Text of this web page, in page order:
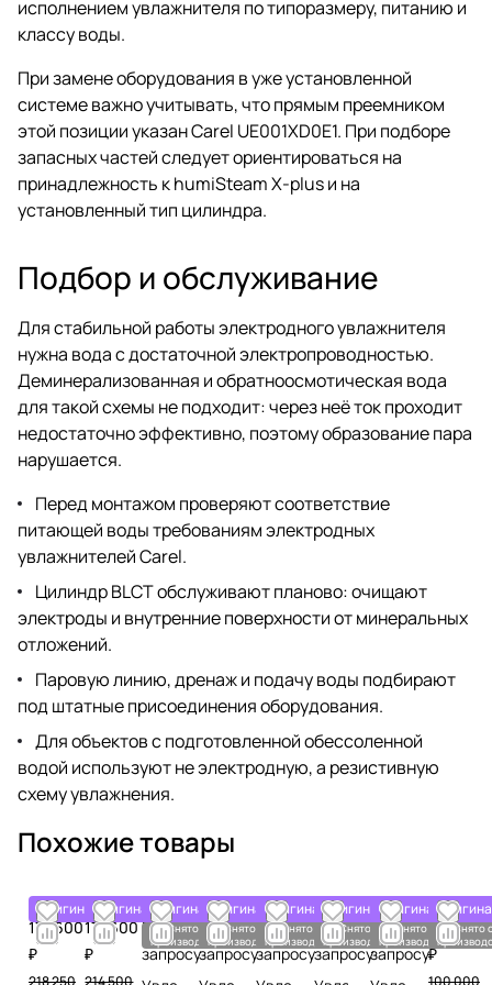
исполнением увлажнителя по типоразмеру, питанию и
классу воды.
При замене оборудования в уже установленной
системе важно учитывать, что прямым преемником
этой позиции указан Carel UE001XD0E1. При подборе
запасных частей следует ориентироваться на
принадлежность к humiSteam X-plus и на
установленный тип цилиндра.
Подбор и обслуживание
Для стабильной работы электродного увлажнителя
нужна вода с достаточной электропроводностью.
Деминерализованная и обратноосмотическая вода
для такой схемы не подходит: через неё ток проходит
недостаточно эффективно, поэтому образование пара
нарушается.
Перед монтажом проверяют соответствие
питающей воды требованиям электродных
увлажнителей Carel.
Цилиндр BLCT обслуживают планово: очищают
электроды и внутренние поверхности от минеральных
отложений.
Паровую линию, дренаж и подачу воды подбирают
под штатные присоединения оборудования.
Для объектов с подготовленной обессоленной
водой используют не электродную, а резистивную
схему увлажнения.
Похожие товары
Оригинал
174 600
₽
218 250
Оригинал
171 600
₽
214 500
Оригинал
Снято с
производства
По
запросу
Оригинал
Снято с
производства
По
запросу
Оригинал
Снято с
производства
По
запросу
Оригинал
Снято с
производства
По
запросу
Оригинал
Снято с
производства
По
запросу
Снято
80 000
₽
100 000